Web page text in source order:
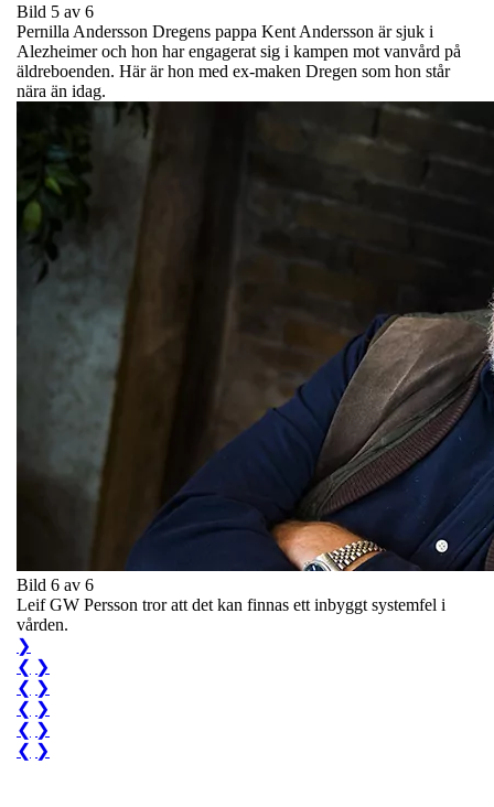
Bild 5 av 6
Pernilla Andersson Dregens pappa Kent Andersson är sjuk i
Alezheimer och hon har engagerat sig i kampen mot vanvård på
äldreboenden. Här är hon med ex-maken Dregen som hon står
nära än idag.
Bild 6 av 6
Leif GW Persson tror att det kan finnas ett inbyggt systemfel i
vården.
❯
❮ ❯
❮ ❯
❮ ❯
❮ ❯
❮ ❯